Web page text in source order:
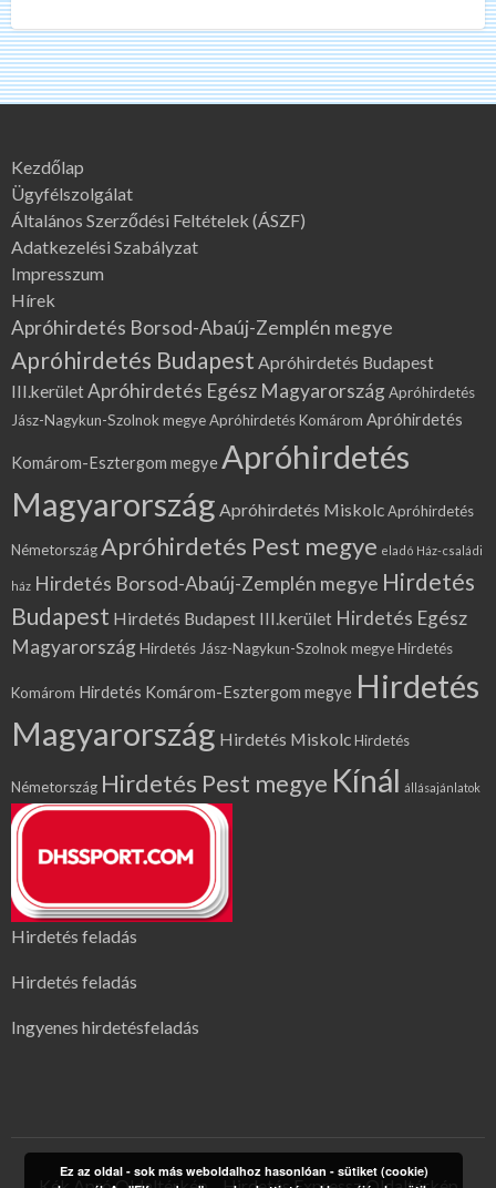
Kezdőlap
Ügyfélszolgálat
Általános Szerződési Feltételek (ÁSZF)
Adatkezelési Szabályzat
Impresszum
Hírek
Apróhirdetés Borsod-Abaúj-Zemplén megye
Apróhirdetés Budapest Apróhirdetés Budapest
III.kerületApróhirdetés Egész MagyarországApróhirdetés
Jász-Nagykun-Szolnok megyeApróhirdetés Komárom Apróhirdetés
Komárom-Esztergom megye Apróhirdetés
Magyarország Apróhirdetés MiskolcApróhirdetés
NémetországApróhirdetés Pest megye eladó Ház-családi
ház Hirdetés Borsod-Abaúj-Zemplén megye Hirdetés
Budapest Hirdetés Budapest III.kerület Hirdetés Egész
MagyarországHirdetés Jász-Nagykun-Szolnok megyeHirdetés
Komárom Hirdetés Komárom-Esztergom megye Hirdetés
Magyarország Hirdetés MiskolcHirdetés
Németország Hirdetés Pest megye Kínál állásajánlatok
Hirdetés feladás
Hirdetés feladás
Ingyenes hirdetésfeladás
Ez az oldal - sok más weboldalhoz hasonlóan - sütiket (cookie)